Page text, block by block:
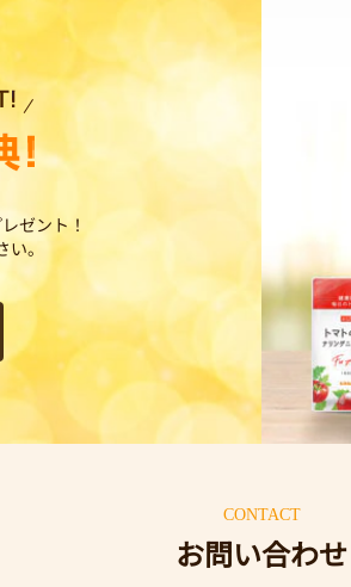
ゼント！
い。
CONTACT
お問い合わせ